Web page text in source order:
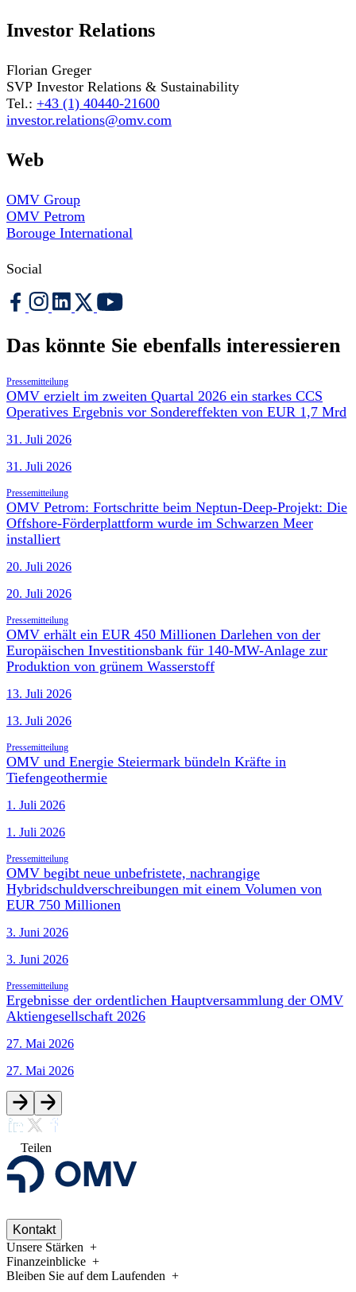
Investor Relations
Florian Greger
SVP Investor Relations & Sustainability
Tel.: +43 (1) 40440-21600
investor.relations@omv.com
Web
OMV Group
OMV Petrom
Borouge International
Social
Das könnte Sie ebenfalls interessieren
Pressemitteilung
OMV erzielt im zweiten Quartal 2026 ein starkes CCS
Operatives Ergebnis vor Sondereffekten von EUR 1,7 Mrd
31. Juli 2026
31. Juli 2026
Pressemitteilung
OMV Petrom: Fortschritte beim Neptun-Deep-Projekt: Die
Offshore-Förderplattform wurde im Schwarzen Meer
installiert
20. Juli 2026
20. Juli 2026
Pressemitteilung
OMV erhält ein EUR 450 Millionen Darlehen von der
Europäischen Investitionsbank für 140-MW-Anlage zur
Produktion von grünem Wasserstoff
13. Juli 2026
13. Juli 2026
Pressemitteilung
OMV und Energie Steiermark bündeln Kräfte in
Tiefengeothermie
1. Juli 2026
1. Juli 2026
Pressemitteilung
OMV begibt neue unbefristete, nachrangige
Hybridschuldverschreibungen mit einem Volumen von
EUR 750 Millionen
3. Juni 2026
3. Juni 2026
Pressemitteilung
Ergebnisse der ordentlichen Hauptversammlung der OMV
Aktiengesellschaft 2026
27. Mai 2026
27. Mai 2026
Teilen
Kontakt
Unsere Stärken
Finanzeinblicke
Bleiben Sie auf dem Laufenden